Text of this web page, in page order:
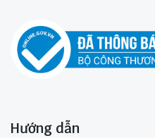
Hướng dẫn